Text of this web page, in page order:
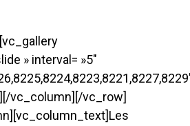
» interval= »5″
vc_column][/vc_row]